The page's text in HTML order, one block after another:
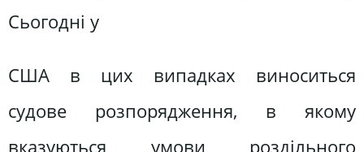
Сьогодні у
США в цих випадках виноситься
судове розпорядження, в якому
вказуються умови роздільного